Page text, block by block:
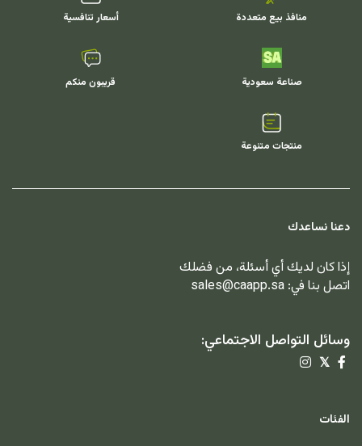
منافذ بيع متعددة أسعار تنافسية
صناعة سعودية قريبون منكم
منتجات متنوعة
دعنا نساعدك
إذا كان لديك أي أسئلة، من فضلك
اتصل بنا في: sales@caapp.sa
وسائل التواصل الاجتماعي:
𝕏
الفئات